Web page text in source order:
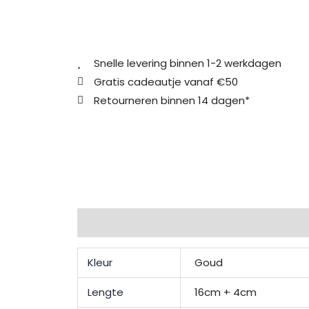
Snelle levering binnen 1-2 werkdagen
Gratis cadeautje vanaf €50
Retourneren binnen 14 dagen*
Kleur Goud
Lengte 16cm + 4cm